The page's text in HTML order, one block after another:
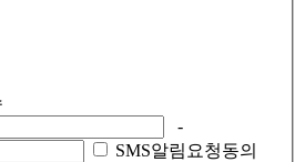
-
SMS알림요청동의